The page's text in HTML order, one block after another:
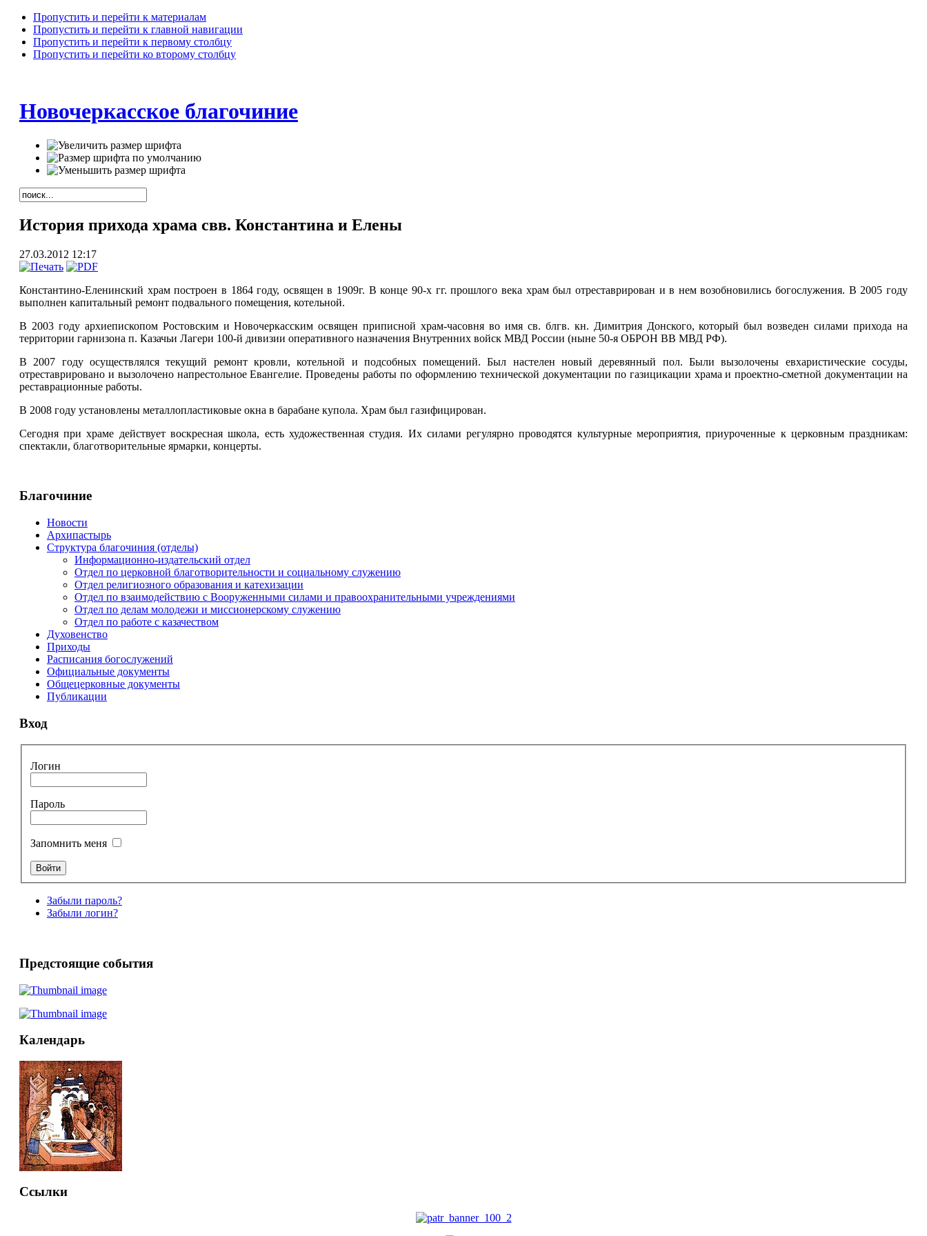
Пропустить и перейти к материалам
Пропустить и перейти к главной навигации
Пропустить и перейти к первому столбцу
Пропустить и перейти ко второму столбцу
Новочеркасское благочиние
История прихода храма свв. Константина и Елены
27.03.2012 12:17
Константино-Еленинский храм построен в 1864 году, освящен в 1909г. В конце 90-х гг. прошлого века храм был отреставрирован и в нем возобновились богослужения. В 2005 году
выполнен капитальный ремонт подвального помещения, котельной.
В 2003 году архиепископом Ростовским и Новочеркасским освящен приписной храм-часовня во имя св. блгв. кн. Димитрия Донского, который был возведен силами прихода на
территории гарнизона п. Казачьи Лагери 100-й дивизии оперативного назначения Внутренних войск МВД России (ныне 50-я ОБРОН ВВ МВД РФ).
В 2007 году осуществлялся текущий ремонт кровли, котельной и подсобных помещений. Был настелен новый деревянный пол. Были вызолочены евхаристические сосуды,
отреставрировано и вызолочено напрестольное Евангелие. Проведены работы по оформлению технической документации по газицикации храма и проектно-сметной документации на
реставрационные работы.
В 2008 году установлены металлопластиковые окна в барабане купола. Храм был газифицирован.
Сегодня при храме действует воскресная школа, есть художественная студия. Их силами регулярно проводятся культурные мероприятия, приуроченные к церковным праздникам:
спектакли, благотворительные ярмарки, концерты.
Благочиние
Новости
Архипастырь
Структура благочиния (отделы)
Информационно-издательский отдел
Отдел по церковной благотворительности и социальному служению
Отдел религиозного образования и катехизации
Отдел по взаимодействию с Вооруженными силами и правоохранительными учреждениями
Отдел по делам молодежи и миссионерскому служению
Отдел по работе с казачеством
Духовенство
Приходы
Расписания богослужений
Официальные документы
Общецерковные документы
Публикации
Вход
Логин
Пароль
Запомнить меня
Забыли пароль?
Забыли логин?
Предстоящие события
Календарь
Ссылки